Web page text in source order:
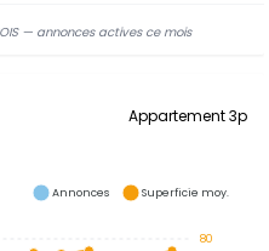
— annonces actives ce mois
Appartement 3p
80
Annonces Superficie moy.